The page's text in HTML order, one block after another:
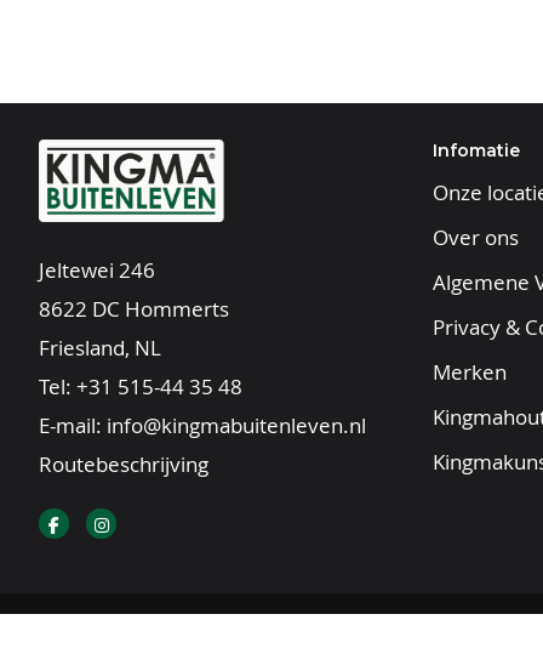
Ringbalken 45 x 145 mm
Dakconstructie bestaat uit robuuste
Dakbeschot bestaat uit veilingdelen 16 x 110
Dakbedekking van EPDM rubberfolie
Jeltewei 246
8622 DC Hommerts
Friesland, NL
Tel: +31 515-44 35 48
E-mail: info@kingmabuitenleven.nl
Routebeschrijving
Infomatie
Onze
Over ons
Algemene
Privacy &
Merken